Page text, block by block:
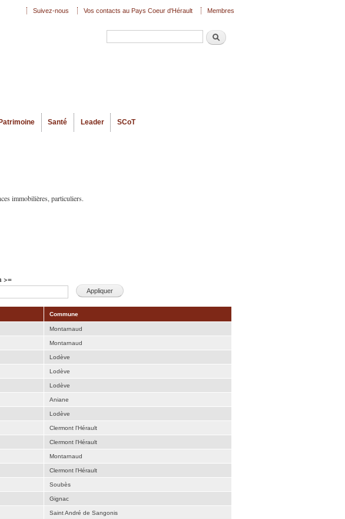
Recherche
Santé Leader SCoT
Suivez-nous Vos contacts au Pays Coeur d'Hérault Membres
immobilières, particuliers.
>=
Commune
Montarnaud
Montarnaud
Lodève
Lodève
Lodève
Aniane
Lodève
Clermont l'Hérault
Clermont l'Hérault
Montarnaud
Clermont l'Hérault
Soubès
Gignac
Saint André de Sangonis